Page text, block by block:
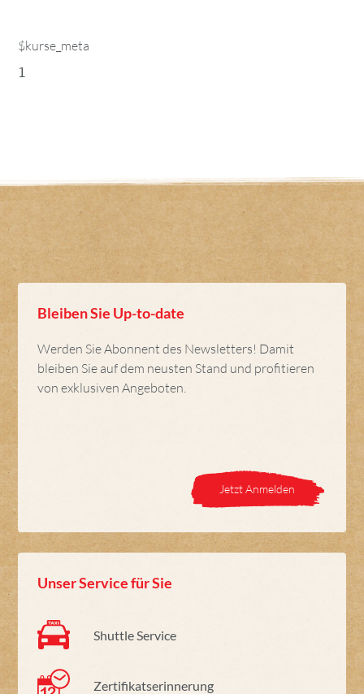
$kurse_meta
1
Bleiben Sie Up-to-date
Werden Sie Abonnent des Newsletters! Damit
bleiben Sie auf dem neusten Stand und profitieren
von exklusiven Angeboten.
Jetzt Anmelden
Unser Service für Sie
Shuttle Service
Zertifikatserinnerung